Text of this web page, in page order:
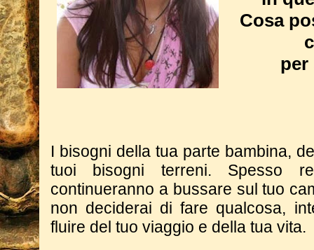
Cosa
per
I bisogni della tua parte bambina,
tuoi bisogni terreni. Spesso
continueranno a bussare sul tuo
non deciderai di fare qualcosa,
fluire del tuo viaggio e della tua vita.